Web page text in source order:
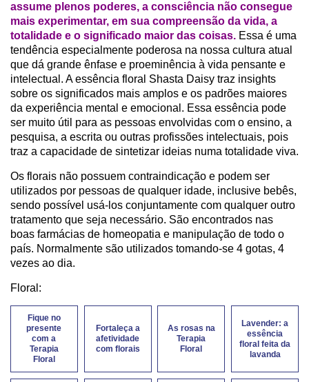
assume plenos poderes, a consciência não consegue
mais experimentar, em sua compreensão da vida, a
totalidade e o significado maior das coisas. Essa é uma
tendência especialmente poderosa na nossa cultura atual
que dá grande ênfase e proeminência à vida pensante e
intelectual. A essência floral Shasta Daisy traz insights
sobre os significados mais amplos e os padrões maiores
da experiência mental e emocional. Essa essência pode
ser muito útil para as pessoas envolvidas com o ensino, a
pesquisa, a escrita ou outras profissões intelectuais, pois
traz a capacidade de sintetizar ideias numa totalidade viva.
Os florais não possuem contraindicação e podem ser
utilizados por pessoas de qualquer idade, inclusive bebês,
sendo possível usá-los conjuntamente com qualquer outro
tratamento que seja necessário. São encontrados nas
boas farmácias de homeopatia e manipulação de todo o
país. Normalmente são utilizados tomando-se 4 gotas, 4
vezes ao dia.
Floral:
Fique no
presente
com a
Terapia
Floral
Fortaleça a
afetividade
com florais
As rosas na
Terapia
Floral
Lavender: a
essência
floral feita da
lavanda